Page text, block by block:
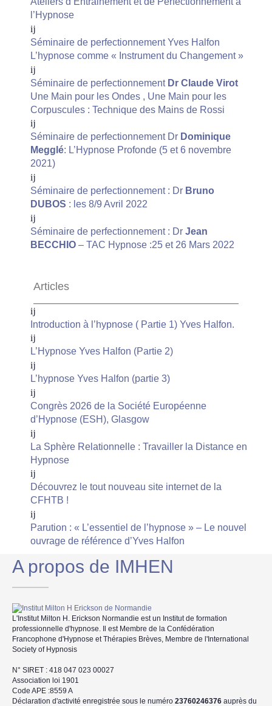
l’Hypnose
Séminaire de perfectionnement Yves Halfon
L’hypnose comme « Instrument du Changement »
Séminaire de perfectionnement Dr Claude Virot
Une Main pour les Ondes , Une Main pour les
Corpuscules : Technique des Mains de Rossi
Séminaire de perfectionnement Dr Dominique
Megglé: L’Hypnose Profonde (5 et 6 novembre
2021)
Séminaire de perfectionnement : Dr Bruno
DUBOS : les 8/9 Avril 2022
Séminaire de perfectionnement : Dr Jean
BECCHIO – TAC Hypnose :25 et 26 Mars 2022
Articles
Introduction à l’hypnose ( Partie 1) Yves Halfon.
L’Hypnose Yves Halfon (Partie 2)
L’hypnose Yves Halfon (partie 3)
Congrès 2026 de la Société Européenne
d’Hypnose (ESH), Glasgow
La Sphère Relationnelle : Travailler la Distance en
Hypnose
Découvrez le tout nouveau site internet de la
CFHTB !
Parution : « L’essentiel de l’hypnose » – Le nouvel
ouvrage de référence d’Yves Halfon
A propos de IMHEN
L'Institut Milton H. Erickson Normandie est un Institut de formation
professionnelle d'hypnose. Il est Membre de la Confédération
Francophone d'Hypnose et Thérapies Brèves, Membre de l'International
Society of Hypnosis
N° SIRET : 418 047 023 00027
Association loi 1901
Code APE :8559 A
Déclaration d'activité enregistrée sous le numéro 23760246376 auprès du